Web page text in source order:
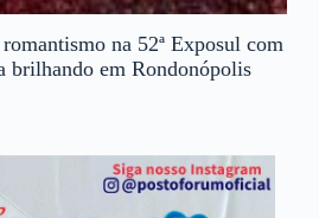
na 52ª Exposul com
brilhando em Rondonópolis